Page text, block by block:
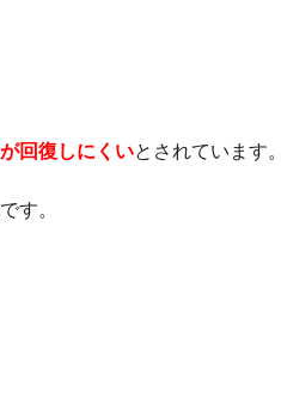
回復しにくいとされています。
す。